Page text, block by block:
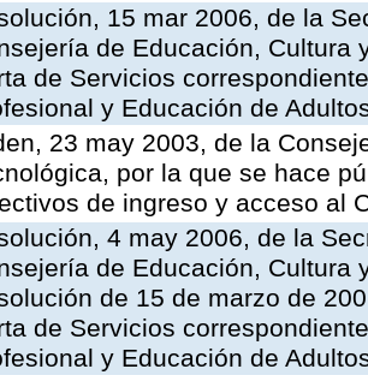
15 mar 2006, de la
de Educación, Cultura
de Servicios
y Educación de
23 may 2003, de la
por la que se hace
de ingreso y acceso al
4 may 2006, de la
de Educación, Cultura
de 15 de marzo de
de Servicios
y Educación de